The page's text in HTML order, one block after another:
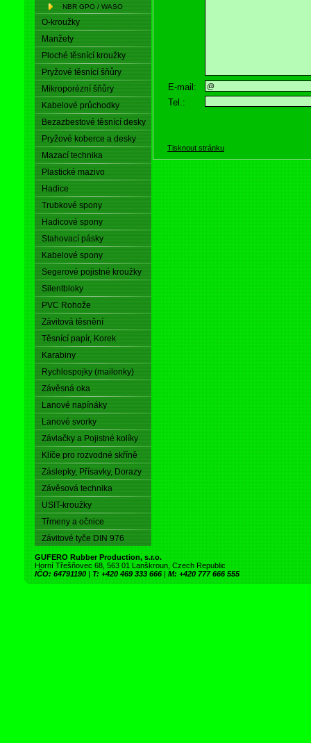
NBR GPO / WASO
O-kroužky
Manžety
Ploché těsnící kroužky
Pryžové těsnící šňůry
Mikroporézní šňůry
Kabelové průchodky
Bezazbestové těsnící desky
Pryžové koberce a desky
Mazací technika
Plastické mazivo
Hadice
Trubkové spony
Hadicové spony
Stahovací pásky
Kabelové spony
Segerové pojistné kroužky
Silentbloky
PVC Rohože
Závitová těsnění
Těsnící papír, Korek
Karabiny
Rychlospojky (mailonky)
Závěsná oka
Lanové napínáky
Lanové svorky
Závlačky a Pojistné kolíky
Klíče pro rozvodné skříně
Záslepky, Přísavky, Dorazy
Závěsová technika
USIT-kroužky
Třmeny a očnice
Závitové tyče DIN 976
E-mail:
Tel.:
Tisknout stránku
GUFERO Rubber Production, s.r.o.
Horní Třešňovec 68, 563 01 Lanškroun, Czech Republic
IČO: 64791190 | T: +420 469 333 666 | M: +420 777 666 555